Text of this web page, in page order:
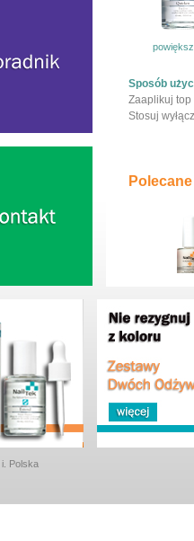
Sposób
Zaaplikuj
Stosuj
Polska